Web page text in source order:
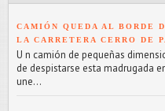
CAMIÓN QUEDA AL BORDE
LA CARRETERA CERRO DE
U n camión de pequeñas
de despistarse esta madrugada
une...